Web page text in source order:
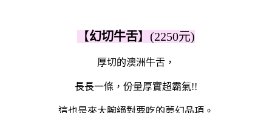
【幻切牛舌】(2250元)
厚切的澳洲牛舌，
長長一條，份量厚實超霸氣!!
這也是來大腕絕對要吃的夢幻品項。